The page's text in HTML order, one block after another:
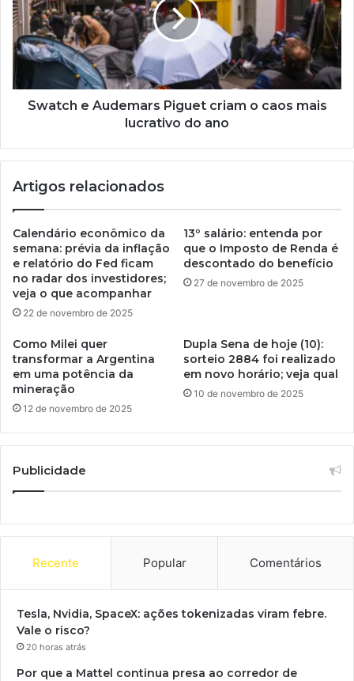
Swatch e Audemars Piguet criam o caos mais
lucrativo do ano
Artigos relacionados
Calendário econômico da
semana: prévia da inflação
e relatório do Fed ficam
no radar dos investidores;
veja o que acompanhar
22 de novembro de 2025
13º salário: entenda por
que o Imposto de Renda é
descontado do benefício
27 de novembro de 2025
Como Milei quer
transformar a Argentina
em uma potência da
mineração
12 de novembro de 2025
Dupla Sena de hoje (10):
sorteio 2884 foi realizado
em novo horário; veja qual
10 de novembro de 2025
Publicidade
Recente Popular Comentários
Tesla, Nvidia, SpaceX: ações tokenizadas viram febre.
Vale o risco?
20 horas atrás
Por que a Mattel continua presa ao corredor de